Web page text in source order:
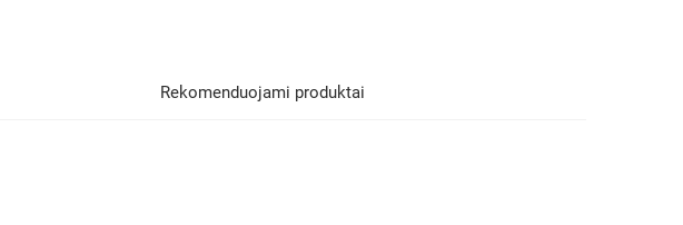
Rekomenduojami produktai